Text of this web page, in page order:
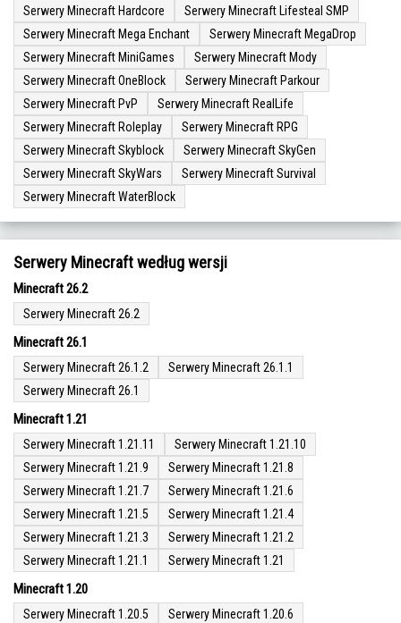
Serwery Minecraft Hardcore
Serwery Minecraft Lifesteal SMP
Serwery Minecraft Mega Enchant
Serwery Minecraft MegaDrop
Serwery Minecraft MiniGames
Serwery Minecraft Mody
Serwery Minecraft OneBlock
Serwery Minecraft Parkour
Serwery Minecraft PvP
Serwery Minecraft RealLife
Serwery Minecraft Roleplay
Serwery Minecraft RPG
Serwery Minecraft Skyblock
Serwery Minecraft SkyGen
Serwery Minecraft SkyWars
Serwery Minecraft Survival
Serwery Minecraft WaterBlock
Serwery Minecraft według wersji
Minecraft 26.2
Serwery Minecraft 26.2
Minecraft 26.1
Serwery Minecraft 26.1.2
Serwery Minecraft 26.1.1
Serwery Minecraft 26.1
Minecraft 1.21
Serwery Minecraft 1.21.11
Serwery Minecraft 1.21.10
Serwery Minecraft 1.21.9
Serwery Minecraft 1.21.8
Serwery Minecraft 1.21.7
Serwery Minecraft 1.21.6
Serwery Minecraft 1.21.5
Serwery Minecraft 1.21.4
Serwery Minecraft 1.21.3
Serwery Minecraft 1.21.2
Serwery Minecraft 1.21.1
Serwery Minecraft 1.21
Minecraft 1.20
Serwery Minecraft 1.20.5
Serwery Minecraft 1.20.6